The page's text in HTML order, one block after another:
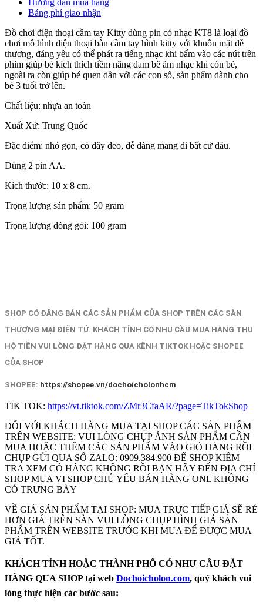
Bảng phí giao nhận
Đồ chơi điện thoại cầm tay Kitty dùng pin có nhạc KT8 là loại đồ
chơi mô hình điện thoại bàn cầm tay hình kitty với khuôn mặt dễ
thương, đáng yêu có thể phát ra tiếng nhạc khi bấm vào các nút trên
phím giúp bé kích thích tiềm năng đam bê âm nhạc khi còn bé,
ngoài ra còn giúp bé quen dần với các con số, sản phẩm dành cho
bé 3 tuổi trở lên.
Chất liệu: nhựa an toàn
Xuất Xứ: Trung Quốc
Đặc điểm: nhỏ gọn, có dây đeo, dễ dàng mang đi bất cứ đâu.
Dùng 2 pin AA.
Kích thước: 10 x 8 cm.
Trọng lượng sản phẩm: 50 gram
Trọng lượng đóng gói: 100 gram
SHOP CÓ ĐĂNG BÁN CÁC SẢN PHẨM CỦA SHOP TRÊN CÁC SÀN
THƯƠNG MẠI ĐIỆN TỬ. KHÁCH TỈNH CÓ NHU CẦU MUA HÀNG THU
HỘ TIỀN VUI LÒNG ĐẶT HÀNG QUA KÊNH TIKTOK HOẶC SHOPEE
CỦA SHOP
SHOPEE: https://shopee.vn/dochoicholonhcm
TIK TOK: https://vt.tiktok.com/ZMr3CfaAR/?page=TikTokShop
ĐỐI VỚI KHÁCH HÀNG MUA TẠI SHOP CÁC SẢN PHẨM
TRÊN WEBSITE: VUI LÒNG CHỤP ẢNH SẢN PHẨM CẦN
MUA HOẶC THÊM CÁC SẢN PHẨM VÀO GIỎ HÀNG RỒI
CHỤP GỬI QUA SỐ ZALO: 0909.384.900 ĐỂ SHOP KIÊM
TRA XEM CÓ HÀNG KHÔNG RỒI BẠN HÃY ĐẾN ĐỊA CHỈ
SHOP MUA VI SHOP CHỦ YẾU BÁN HÀNG ONL KHÔNG
CÓ TRƯNG BÀY
VỀ GIÁ SẢN PHẨM TẠI SHOP: MUA TRỰC TIẾP GIÁ SẼ RẺ
HƠN GIÁ TRÊN SÀN VUI LÒNG CHỤP HÌNH GIÁ SẢN
PHẨM TRÊN WEBSITE TRƯỚC KHI MUA ĐẾ ĐƯỢC MUA
GIÁ TỐT.
KHÁCH TỈNH HOẶC THÀNH PHỐ CÓ NHƯ CẦU ĐẶT
HÀNG QUA SHOP tại web Dochoicholon.com, quý khách vui
lòng thực hiện các bước sau: